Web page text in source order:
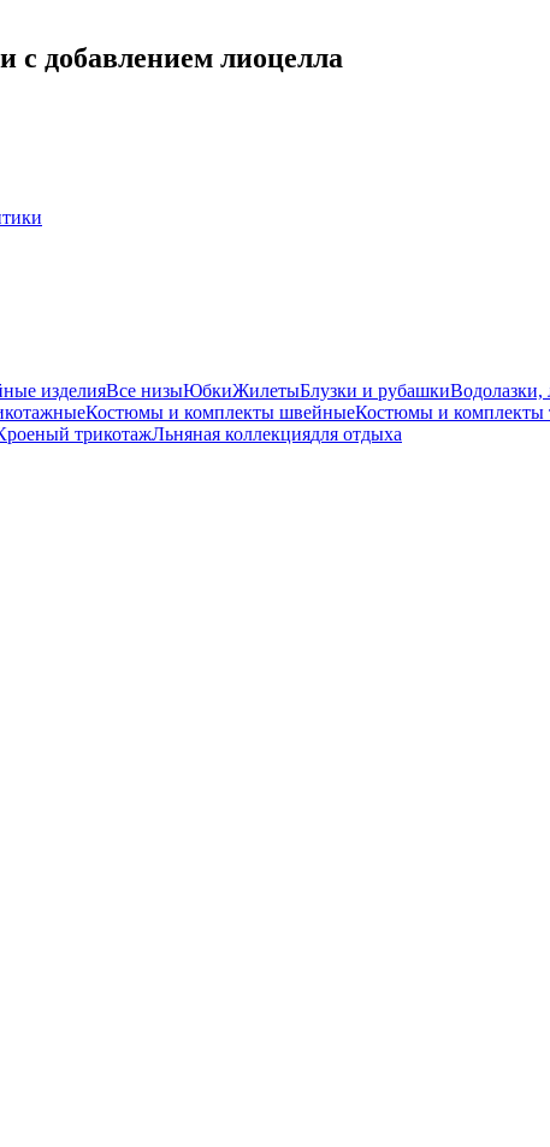
добавлением лиоцелла
изделияВсе низыЮбкиЖилетыБлузки и рубашкиВодолазки,
Костюмы и комплекты швейныеКостюмы и комплекты
трикотажЛьняная коллекциядля отдыха